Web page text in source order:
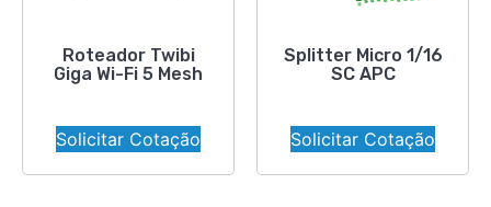
Roteador Twibi
Giga Wi-Fi 5 Mesh
Solicitar Cotação
Splitter Micro 1/16
SC APC
Solicitar Cotação